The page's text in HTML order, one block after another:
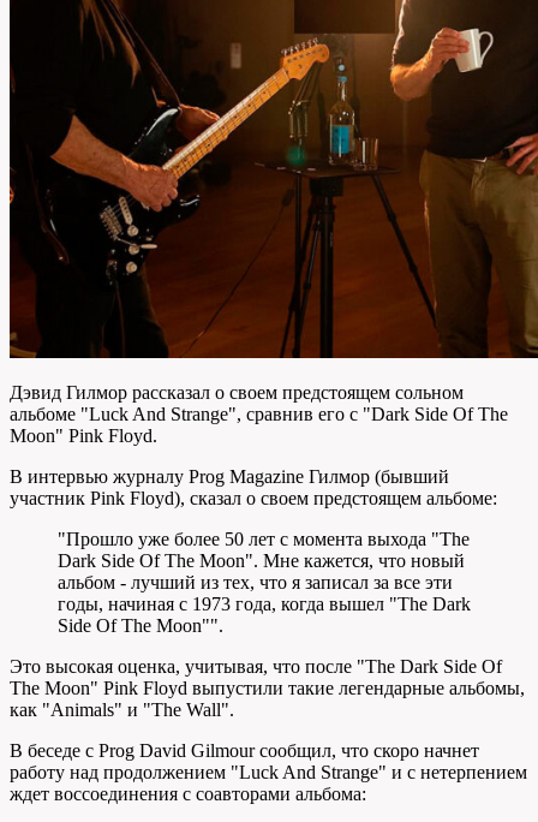
Дэвид Гилмор рассказал о своем предстоящем сольном
альбоме "Luck And Strange", сравнив его с "Dark Side Of The
Moon" Pink Floyd.
В интервью журналу Prog Magazine Гилмор (бывший
участник Pink Floyd), сказал о своем предстоящем альбоме:
"Прошло уже более 50 лет с момента выхода "The
Dark Side Of The Moon". Мне кажется, что новый
альбом - лучший из тех, что я записал за все эти
годы, начиная с 1973 года, когда вышел "The Dark
Side Of The Moon"".
Это высокая оценка, учитывая, что после "The Dark Side Of
The Moon" Pink Floyd выпустили такие легендарные альбомы,
как "Animals" и "The Wall".
В беседе с Prog David Gilmour сообщил, что скоро начнет
работу над продолжением "Luck And Strange" и с нетерпением
ждет воссоединения с соавторами альбома: